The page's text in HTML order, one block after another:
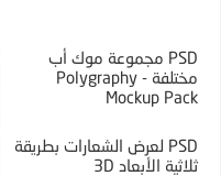
PSD مجموعة موك أب
مختلفة - Polygraphy
Mockup Pack
PSD لعرض الشعارات بطريقة
ثلاثية الأبعاد 3D